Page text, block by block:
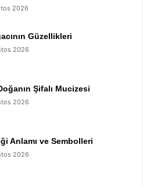
2026
Güzellikleri
2026
Şifalı Mucizesi
2026
Anlamı ve Sembolleri
2026